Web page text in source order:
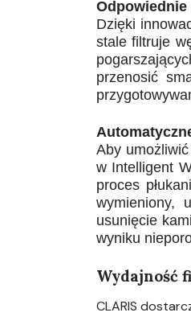
Dzięki
stale filtruje
przenosić
Aby
w Intelligent
proces
wymieniony,
usunięcie
wyniku
Wydajność
CLARIS